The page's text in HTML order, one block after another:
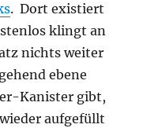
. Dort existiert
klingt an
nichts weiter
ebene
Kanister gibt,
aufgefüllt